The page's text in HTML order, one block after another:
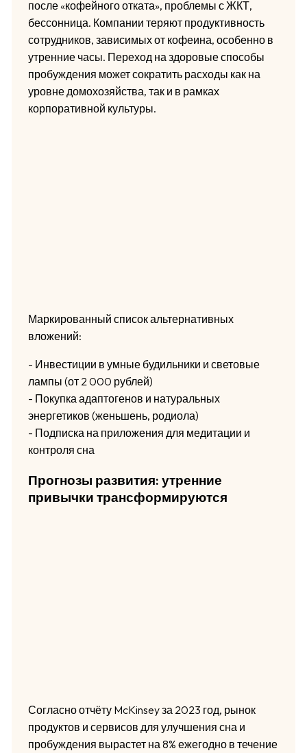
после «кофейного отката», проблемы с ЖКТ,
бессонница. Компании теряют продуктивность
сотрудников, зависимых от кофеина, особенно в
утренние часы. Переход на здоровые способы
пробуждения может сократить расходы как на
уровне домохозяйства, так и в рамках
корпоративной культуры.
Маркированный список альтернативных
вложений:
- Инвестиции в умные будильники и световые
лампы (от 2 000 рублей)
- Покупка адаптогенов и натуральных
энергетиков (женьшень, родиола)
- Подписка на приложения для медитации и
контроля сна
Прогнозы развития: утренние
привычки трансформируются
Согласно отчёту McKinsey за 2023 год, рынок
продуктов и сервисов для улучшения сна и
пробуждения вырастет на 8% ежегодно в течение